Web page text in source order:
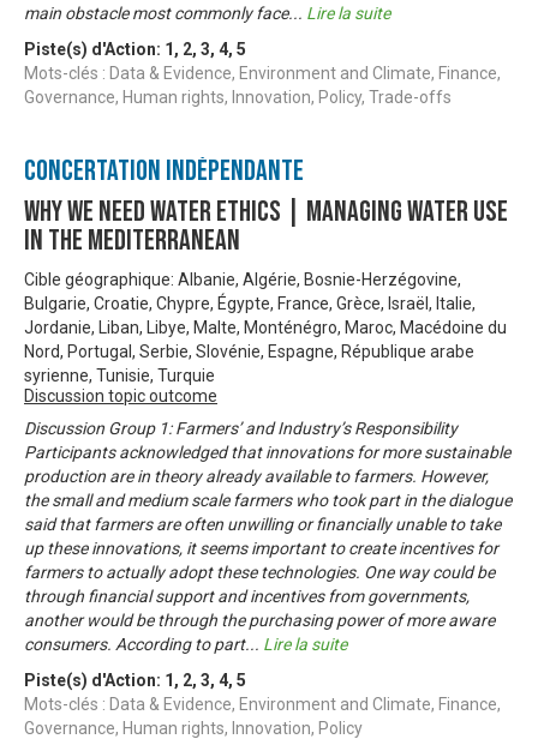
main obstacle most commonly face... Lire la suite
Piste(s) d'Action: 1 , 2, 3, 4, 5
Mots-clés : Data & Evidence, Environment and Climate, Finance,
Governance, Human rights, Innovation, Policy, Trade-offs
Concertation Indépendante
Why We Need Water Ethics | Managing Water Use
In The Mediterranean
Cible géographique: Albanie, Algérie, Bosnie-Herzégovine,
Bulgarie, Croatie, Chypre, Égypte, France, Grèce, Israël, Italie,
Jordanie, Liban, Libye, Malte, Monténégro, Maroc, Macédoine du
Nord, Portugal, Serbie, Slovénie, Espagne, République arabe
syrienne, Tunisie, Turquie
Discussion topic outcome
Discussion Group 1: Farmers’ and Industry’s Responsibility
Participants acknowledged that innovations for more sustainable
production are in theory already available to farmers. However,
the small and medium scale farmers who took part in the dialogue
said that farmers are often unwilling or financially unable to take
up these innovations, it seems important to create incentives for
farmers to actually adopt these technologies. One way could be
through financial support and incentives from governments,
another would be through the purchasing power of more aware
consumers. According to part... Lire la suite
Piste(s) d'Action: 1 , 2, 3, 4, 5
Mots-clés : Data & Evidence, Environment and Climate, Finance,
Governance, Human rights, Innovation, Policy